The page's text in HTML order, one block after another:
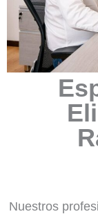
Nuestros